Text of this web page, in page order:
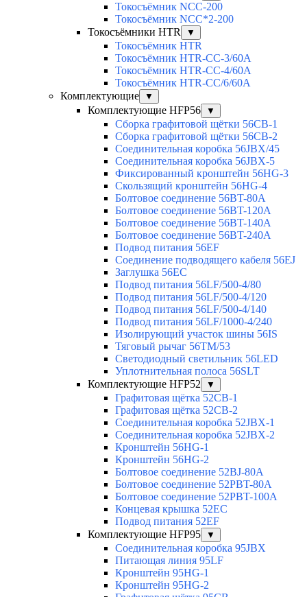
Токосъёмник NCC-200
Токосъёмник NCC*2-200
Токосъёмники HTR
▼
Токосъёмник HTR
Токосъёмник HTR-CC-3/60A
Токосъёмник HTR-CC-4/60A
Токосъёмник HTR-CC/6/60A
Комплектующие
▼
Комплектующие HFP56 ▼
Сборка графитовой щётки 56CB-1
Сборка графитовой щётки 56CB-2
Соединительная коробка 56JBX/45
Соединительная коробка 56JBX-5
Фиксированный кронштейн 56HG-3
Скользящий кронштейн 56HG-4
Болтовое соединение 56BT-80A
Болтовое соединение 56BT-120A
Болтовое соединение 56BT-140A
Болтовое соединение 56BT-240A
Подвод питания 56EF
Соединение подводящего кабеля 56EJ
Заглушка 56EC
Подвод питания 56LF/500-4/80
Подвод питания 56LF/500-4/120
Подвод питания 56LF/500-4/140
Подвод питания 56LF/1000-4/240
Изолирующий участок шины 56IS
Тяговый рычаг 56TM/53
Светодиодный светильник 56LED
Уплотнительная полоса 56SLT
Комплектующие HFP52
▼
Графитовая щётка 52CB-1
Графитовая щётка 52CB-2
Соединительная коробка 52JBX-1
Соединительная коробка 52JBX-2
Кронштейн 56HG-1
Кронштейн 56HG-2
Болтовое соединение 52BJ-80A
Болтовое соединение 52PBT-80A
Болтовое соединение 52PBT-100A
Концевая крышка 52EC
Подвод питания 52EF
Комплектующие HFP95
▼
Соединительная коробка 95JBX
Питающая линия 95LF
Кронштейн 95HG-1
Кронштейн 95HG-2